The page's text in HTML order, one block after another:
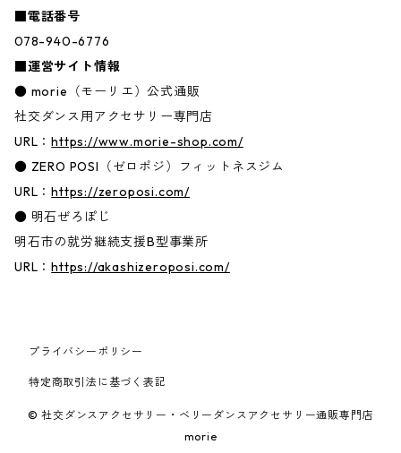
■電話番号
078-940-6776
■運営サイト情報
● morie（モーリエ）公式通販
社交ダンス用アクセサリー専門店
URL：https://www.morie-shop.com/
● ZERO POSI（ゼロポジ）フィットネスジム
URL：https://zeroposi.com/
● 明石ぜろぽじ
明石市の就労継続支援B型事業所
URL：https://akashizeroposi.com/
プライバシーポリシー
特定商取引法に基づく表記
© 社交ダンスアクセサリー・ベリーダンスアクセサリー通販専門店
morie